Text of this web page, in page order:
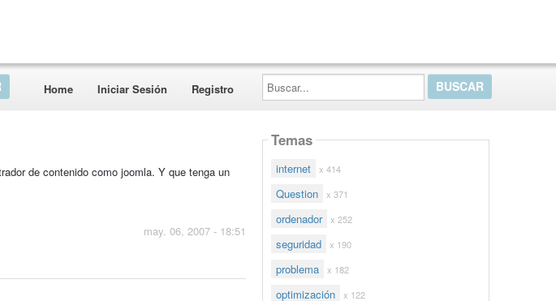
Home Iniciar Sesión Registro
Buscar...
de contenido como joomla. Y que tenga un
may. 06, 2007 - 18:51
Temas
internet x 414
Question x 371
ordenador x 252
seguridad x 190
problema x 182
optimización x 122